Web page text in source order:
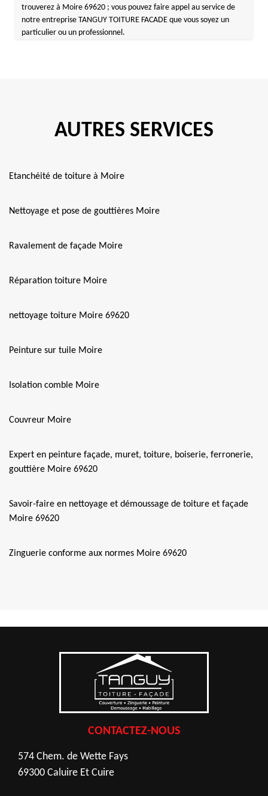
trouverez à Moire 69620 ; vous pouvez faire appel au service de
notre entreprise TANGUY TOITURE FACADE que vous soyez un
particulier ou un professionnel.
AUTRES SERVICES
Etanchéité de toiture à Moire
Nettoyage et pose de gouttières Moire
Ravalement de façade Moire
Réparation toiture Moire
nettoyage toiture Moire 69620
Peinture sur tuile Moire
Isolation comble Moire
Couvreur Moire
Expert en peinture façade, muret, toiture, boiserie, ferronerie,
gouttière Moire 69620
Savoir-faire en nettoyage et démoussage de toiture et façade
Moire 69620
Zinguerie conforme aux normes Moire 69620
CONTACTEZ-NOUS
574 Chem. de Wette Fays
69300 Caluire Et Cuire